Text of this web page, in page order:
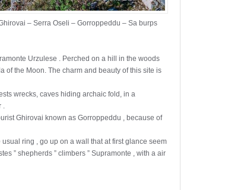
– Serra Oseli – Gorroppeddu – Sa burps
Urzulese . Perched on a hill in the woods
of the Moon. The charm and beauty of this site is
wrecks, caves hiding archaic fold, in a
.
Ghirovai known as Gorroppeddu , because of
ring , go up on a wall that at first glance seem
” shepherds ” climbers ” Supramonte , with a air